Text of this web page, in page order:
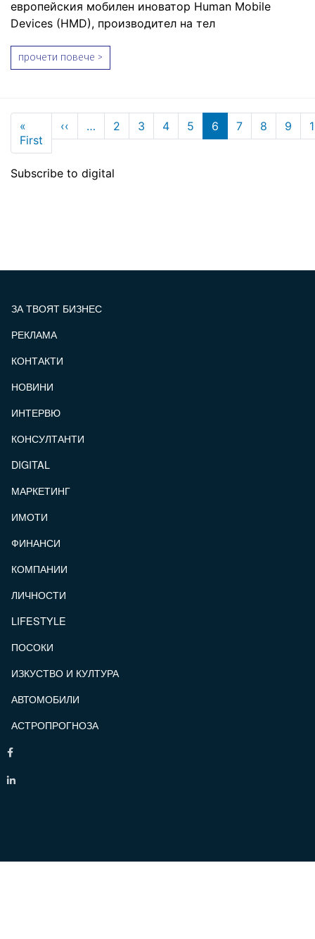
европейския мобилен иноватор Human Mobile
Devices (HMD), производител на тел
прочети повече >
«
First First page
‹‹ Previous page
… 2 3 4 5 6 7 8 9
Subscribe to digital
ЗА ТВОЯТ БИЗНЕС
РЕКЛАМА
КОНТАКТИ
НОВИНИ
ИНТЕРВЮ
КОНСУЛТАНТИ
DIGITAL
МАРКЕТИНГ
ИМОТИ
ФИНАНСИ
КОМПАНИИ
ЛИЧНОСТИ
LIFESTYLE
ПОСОКИ
ИЗКУСТВО И КУЛТУРА
АВТОМОБИЛИ
АСТРОПРОГНОЗА